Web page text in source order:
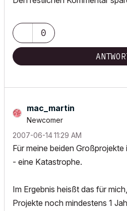
0
mac_martin
Newcomer
‎2007-06-1411:29 AM
Für meine beiden
- eine Katastrophe.
Im Ergebnis heisßt das für
Projekte noch mindestens 1